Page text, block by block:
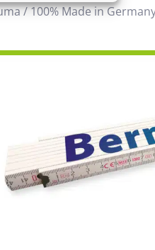
/ 100% Made in